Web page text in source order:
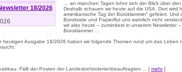
18/2026
… an manchen Tagen lohnt sich der Blick über den
Deshalb schauen wir heute auf die USA. Dort wird
amerikanische Tag der Büroklammer“ gefeiert. Und
Bürokratie und Papierflut uns wahrlich nicht
wir also heute – zumindest in unserem Newsletter –
Büroklammer …
heutigen Ausgabe 18/2026 haben wir folgende Themen rund um das Leben
Fällt der Posten der Landesbehindertenbeauftragten ... [ mehr]